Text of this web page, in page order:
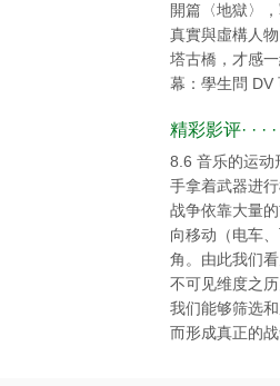
開篇〈地獄〉
真實與虛構人
塔古橋，才感
幕：學生問 DV
精彩影评· · · ·
8.6 音乐的运动
手拿着武器进
战争依靠大量
向移动（电车
角。由此我们
不可见维度之
我们能够筛选
而形成真正的